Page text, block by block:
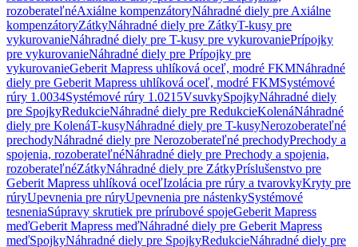
rozoberateľnéAxiálne kompenzátoryNáhradné diely pre Axiálne
kompenzátoryZátkyNáhradné diely pre ZátkyT-kusy pre
vykurovanieNáhradné diely pre T-kusy pre vykurovaniePrípojky
pre vykurovanieNáhradné diely pre Prípojky pre
vykurovanieGeberit Mapress uhlíková oceľ, modré FKMNáhradné
diely pre Geberit Mapress uhlíková oceľ, modré FKMSystémové
rúry 1.0034Systémové rúry 1.0215VsuvkySpojkyNáhradné diely
pre SpojkyRedukcieNáhradné diely pre RedukcieKolenáNáhradné
diely pre KolenáT-kusyNáhradné diely pre T-kusyNerozoberateľné
prechodyNáhradné diely pre Nerozoberateľné prechodyPrechody a
spojenia, rozoberateľnéNáhradné diely pre Prechody a spojenia,
rozoberateľnéZátkyNáhradné diely pre ZátkyPríslušenstvo pre
Geberit Mapress uhlíková oceľIzolácia pre rúry a tvarovkyKryty pre
rúryUpevnenia pre rúryUpevnenia pre nástenkySystémové
tesneniaSúpravy skrutiek pre prírubové spojeGeberit Mapress
meďGeberit Mapress meďNáhradné diely pre Geberit Mapress
meďSpojkyNáhradné diely pre SpojkyRedukcieNáhradné diely pre